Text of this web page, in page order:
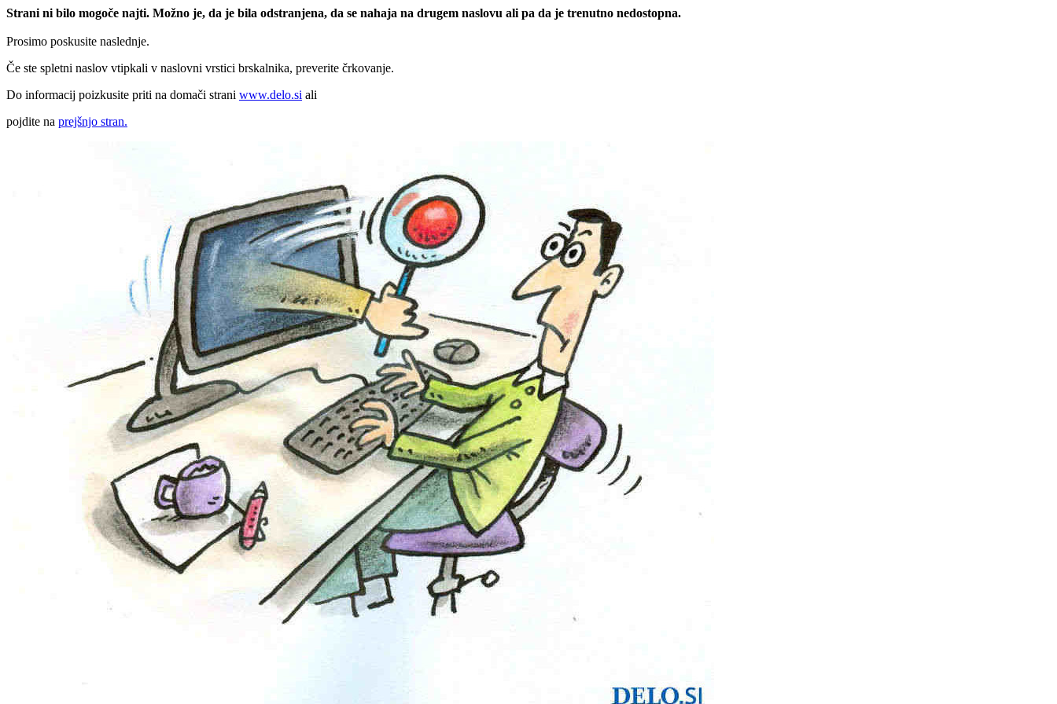
Strani ni bilo mogoče najti. Možno je, da je bila odstranjena, da se nahaja na drugem naslovu ali pa da je trenutno nedostopna.
Prosimo poskusite naslednje.
Če ste spletni naslov vtipkali v naslovni vrstici brskalnika, preverite črkovanje.
Do informacij poizkusite priti na domači strani www.delo.si ali
pojdite na prejšnjo stran.